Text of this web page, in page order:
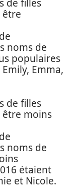
de filles
être
noms de
populaires
Emma,
de filles
être moins
noms de
étaient
et Nicole.